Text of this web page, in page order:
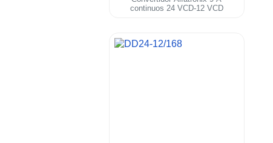
continuos 24 VCD-12 VCD